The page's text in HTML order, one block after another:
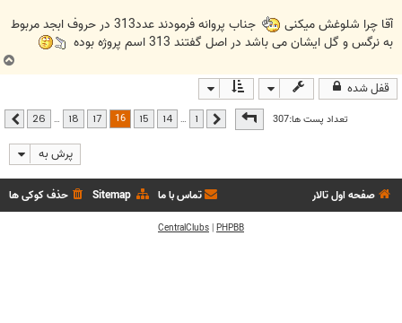
آقا چرا شلوغش میکنی
جناب پروانه فرمودند عدد313 در حروف ابجد مربوط
به نرگس و گل ایشان می باشد در اصل گفتند 313 اسم پروژه بوده
ب
ا
قفل شده
تعداد پست ها:307صفحه16 از26 قبلی …
14
15
16
17
18
…
26 بعدی
پرش به
صفحه اول تالار حذف کوکی ها Sitemap تماس با ما
PHPBB
|
CentralClubs